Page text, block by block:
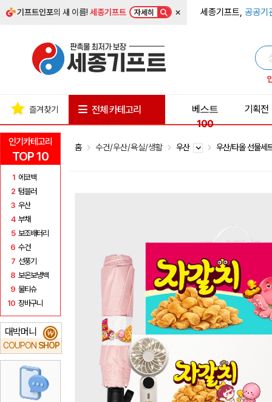
기프트인포의 새 이름!세종기프트 자세히 × 세종기프트, 공공기
인기카테고리
TOP 10
1 에코백
2 텀블러
3 우산
4 부채
5 보조배터리
6 수건
7 선풍기
8 보온보냉백
9 물티슈
10 장바구니
대박머니
COUPON SHOP
₩
즐겨찾기 전체 카테고리
베스트
100
기획전
홈 수건/우산/욕실/생활 우산 우산/타올 선물세